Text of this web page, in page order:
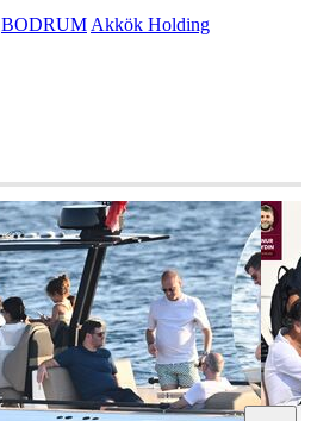
BODRUM Akkök Holding